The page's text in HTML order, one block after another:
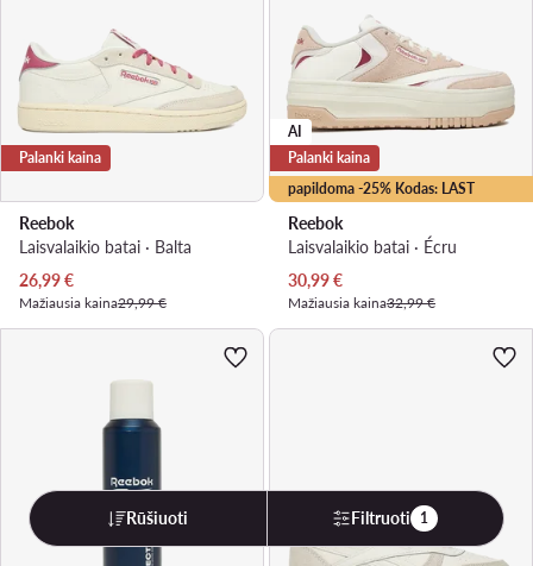
Palanki kaina
Reebok
Laisvalaikio batai · Balta
Dabartinė kaina
26,99€
Mažiausia kaina29,99 €
papildoma -25% Kodas: LAST
AI
Palanki kaina
Reebok
Laisvalaikio batai · Écru
Dabartinė kaina
30,99€
Mažiausia kaina32,99 €
Rūšiuoti Filtruoti 1